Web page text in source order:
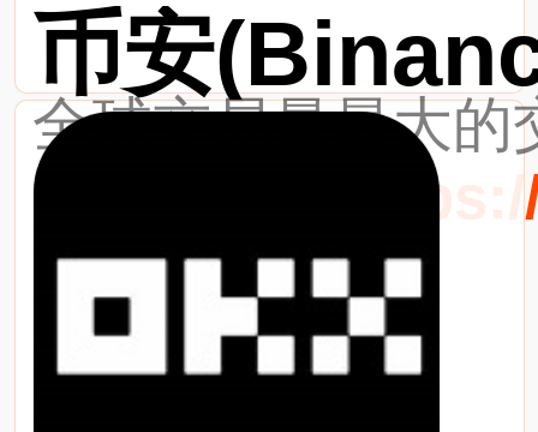
币安
全球交易量最大的
最新网址：